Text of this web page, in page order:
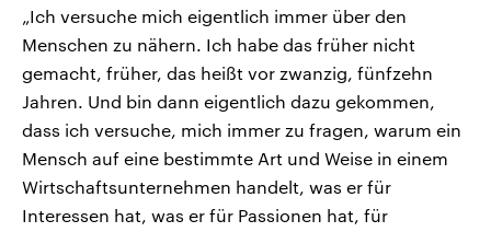
„Ich versuche mich eigentlich immer über den
Menschen zu nähern. Ich habe das früher nicht
gemacht, früher, das heißt vor zwanzig, fünfzehn
Jahren. Und bin dann eigentlich dazu gekommen,
dass ich versuche, mich immer zu fragen, warum ein
Mensch auf eine bestimmte Art und Weise in einem
Wirtschaftsunternehmen handelt, was er für
Interessen hat, was er für Passionen hat, für